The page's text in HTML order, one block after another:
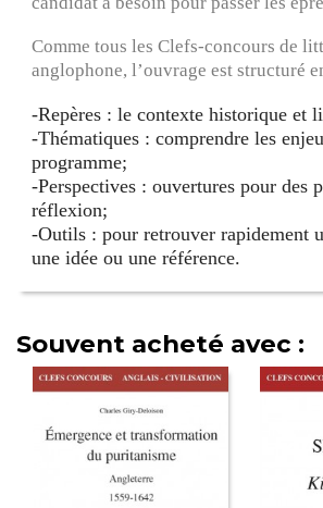
Comme tous les Clefs-concours de
anglophone, l’ouvrage est structuré
-Repères : le contexte historique et
-Thématiques : comprendre les
programme;
-Perspectives : ouvertures pour des
réflexion;
-Outils : pour retrouver rapidement
une idée ou une référence.
Souvent acheté avec :